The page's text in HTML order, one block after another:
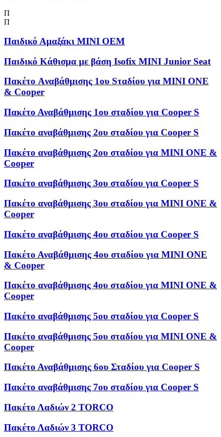
Π
Π
Παιδικό Αμαξάκι MINI OEM
Παιδικό Κάθισμα με βάση Isofix MINI Junior Seat
Πακέτο Aναβάθμισης 1ου Sταδίου για MINI ONE
& Cooper
Πακέτο Αναβάθμισης 1ου σταδίου για Cooper S
Πακέτο αναβάθμισης 2ου σταδίου για Cooper S
Πακέτο αναβάθμισης 2ου σταδίου για MINI ONE &
Cooper
Πακέτο αναβάθμισης 3ου σταδίου για Cooper S
Πακέτο αναβάθμισης 3ου σταδίου για MINI ONE &
Cooper
Πακέτο αναβάθμισης 4ου σταδίου για Cooper S
Πακέτο Αναβάθμισης 4ου σταδίου για MINI ONE
& Cooper
Πακέτο αναβάθμισης 4ου σταδίου για MINI ONE &
Cooper
Πακέτο αναβάθμισης 5ου σταδίου για Cooper S
Πακέτο αναβάθμισης 5ου σταδίου για MINI ONE &
Cooper
Πακέτο Αναβάθμισης 6ου Σταδίου για Cooper S
Πακέτο αναβάθμισης 7ου σταδίου για Cooper S
Πακέτο Λαδιών 2 TORCO
Πακέτο Λαδιών 3 TORCO